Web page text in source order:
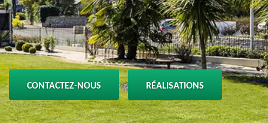
CONTACTEZ-NOUS RÉALISATIONS